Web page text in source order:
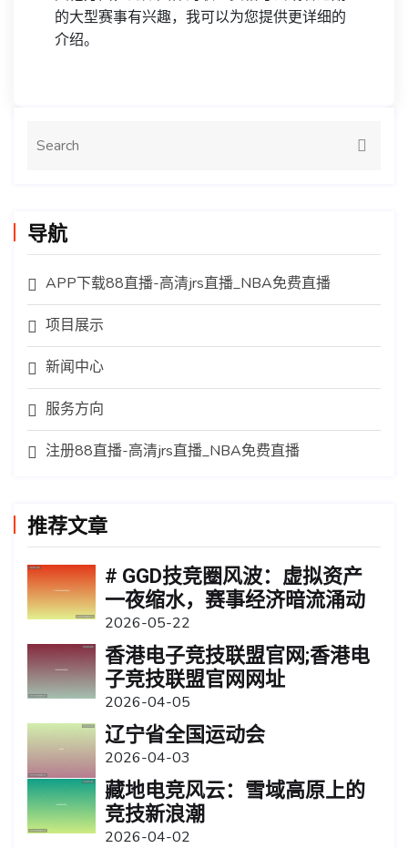
的大型赛事有兴趣，我可以为您提供更详细的
介绍。
导航
APP下载88直播-高清jrs直播_NBA免费直播
项目展示
新闻中心
服务方向
注册88直播-高清jrs直播_NBA免费直播
推荐文章
# GGD技竞圈风波：虚拟资产
一夜缩水，赛事经济暗流涌动
2026-05-22
香港电子竞技联盟官网;香港电
子竞技联盟官网网址
2026-04-05
辽宁省全国运动会
2026-04-03
藏地电竞风云：雪域高原上的
竞技新浪潮
2026-04-02